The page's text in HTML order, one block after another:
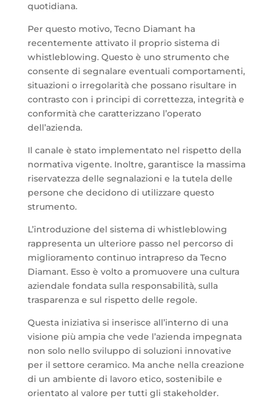
quotidiana.
Per questo motivo, Tecno Diamant ha
recentemente attivato il proprio sistema di
whistleblowing. Questo è uno strumento che
consente di segnalare eventuali comportamenti,
situazioni o irregolarità che possano risultare in
contrasto con i principi di correttezza, integrità e
conformità che caratterizzano l’operato
dell’azienda.
Il canale è stato implementato nel rispetto della
normativa vigente. Inoltre, garantisce la massima
riservatezza delle segnalazioni e la tutela delle
persone che decidono di utilizzare questo
strumento.
L’introduzione del sistema di whistleblowing
rappresenta un ulteriore passo nel percorso di
miglioramento continuo intrapreso da Tecno
Diamant. Esso è volto a promuovere una cultura
aziendale fondata sulla responsabilità, sulla
trasparenza e sul rispetto delle regole.
Questa iniziativa si inserisce all’interno di una
visione più ampia che vede l’azienda impegnata
non solo nello sviluppo di soluzioni innovative
per il settore ceramico. Ma anche nella creazione
di un ambiente di lavoro etico, sostenibile e
orientato al valore per tutti gli stakeholder.